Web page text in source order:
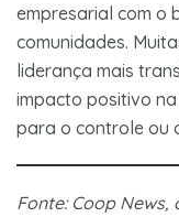
empresarial com o
comunidades.
liderança mais
impacto positivo
para o controle ou
Fonte: Coop